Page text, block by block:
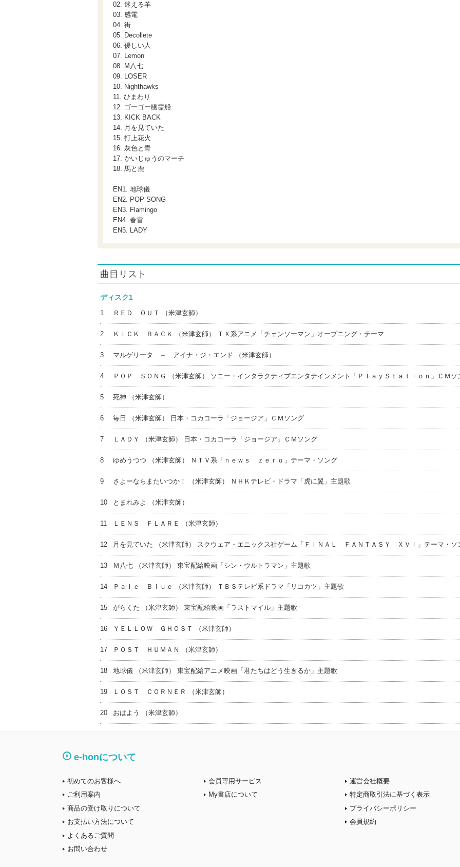
02. 迷える羊
03. 感電
04. 街
05. Decollete
06. 優しい人
07. Lemon
08. M八七
09. LOSER
10. Nighthawks
11. ひまわり
12. ゴーゴー幽霊船
13. KICK BACK
14. 月を見ていた
15. 打上花火
16. 灰色と青
17. かいじゅうのマーチ
18. 馬と鹿
EN1. 地球儀
EN2. POP SONG
EN3. Flamingo
EN4. 春雷
EN5. LADY
曲目リスト
ディスク1
1 ＲＥＤ ＯＵＴ （米津玄師）
2 ＫＩＣＫ ＢＡＣＫ （米津玄師） ＴＸ系アニメ「チェンソーマン」オープニング・テーマ
3 マルゲリータ ＋ アイナ・ジ・エンド （米津玄師）
4 ＰＯＰ ＳＯＮＧ （米津玄師） ソニー・インタラクティブエンタテインメント「ＰｌａｙＳｔａｔｉｏｎ」ＣＭソ
5 死神 （米津玄師）
6 毎日 （米津玄師） 日本・コカコーラ「ジョージア」ＣＭソング
7 ＬＡＤＹ （米津玄師） 日本・コカコーラ「ジョージア」ＣＭソング
8 ゆめうつつ （米津玄師） ＮＴＶ系「ｎｅｗｓ ｚｅｒｏ」テーマ・ソング
9 さよーならまたいつか！ （米津玄師） ＮＨＫテレビ・ドラマ「虎に翼」主題歌
10 とまれみよ （米津玄師）
11 ＬＥＮＳ ＦＬＡＲＥ （米津玄師）
12 月を見ていた （米津玄師） スクウェア・エニックス社ゲーム「ＦＩＮＡＬ ＦＡＮＴＡＳＹ ＸＶＩ」テーマ・ソ
13 Ｍ八七 （米津玄師） 東宝配給映画「シン・ウルトラマン」主題歌
14 Ｐａｌｅ Ｂｌｕｅ （米津玄師） ＴＢＳテレビ系ドラマ「リコカツ」主題歌
15 がらくた （米津玄師） 東宝配給映画「ラストマイル」主題歌
16 ＹＥＬＬＯＷ ＧＨＯＳＴ （米津玄師）
17 ＰＯＳＴ ＨＵＭＡＮ （米津玄師）
18 地球儀 （米津玄師） 東宝配給アニメ映画「君たちはどう生きるか」主題歌
19 ＬＯＳＴ ＣＯＲＮＥＲ （米津玄師）
20 おはよう （米津玄師）
e-honについて
初めてのお客様へ
ご利用案内
商品の受け取りについて
お支払い方法について
よくあるご質問
お問い合わせ
会員専用サービス
My書店について
運営会社概要
特定商取引法に基づく表示
プライバシーポリシー
会員規約